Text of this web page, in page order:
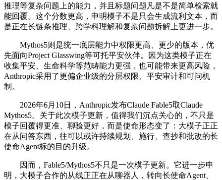
推理等复杂问题上的能力，并且标题问题凡是不是简单检索就
能回覆。这个分数更高，申明模子不是只会生成流利文本，而
是正在长链条推理、跨学科理解和复杂问题拆解上更进一步。
Mythos5则是统一底层能力中权限更高、更少的版本，优
先面向Project Glasswing等可托平安伙伴。因为这类模子正在
收集平安、生命科学等范畴能力更强，也可能带来更高风险，
Anthropic采用了更偏企业级的分层权限、平安审计和可问机
制。
2026年6月10日，Anthropic发布Claude Fable5取Claude
Mythos5。关于此次模子更新，值得我们沉点关心的，不只是
模子回覆得更准、聊验更好，而是使命形态变了：大模子正正
在从问答东西，往可以或许持续规划、施行、查抄和批改的长
使命Agent标的目的升级。
因而，Fable5/Mythos5不只是一次模子更新。它进一步申
明，大模子合作的从线正正在从聊器人，转向长使命Agent、